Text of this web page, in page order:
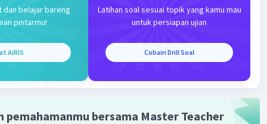
dan belajar bareng
pintarmu!
AiRIS
Latihan soal sesuai topik yang kamu mau
untuk persiapan ujian
Cobain Drill Soal
pemahamanmu bersama Master Teacher